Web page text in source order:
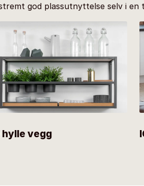
god plassutnyttelse selv i en
hylle vegg